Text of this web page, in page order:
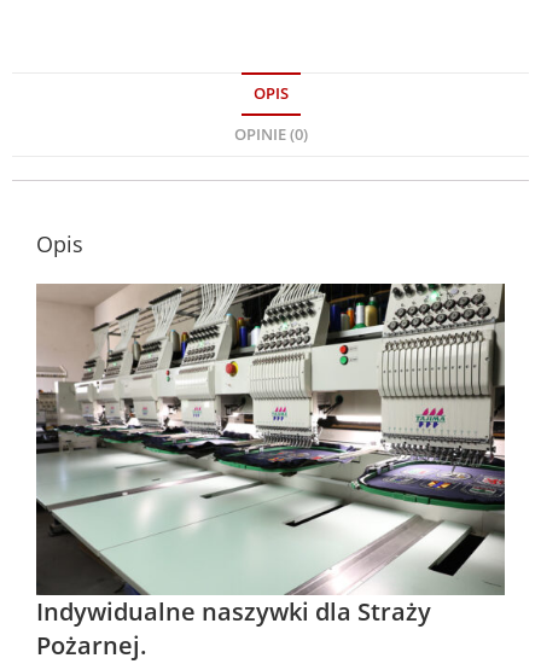
OPIS
OPINIE (0)
Opis
Indywidualne naszywki dla Straży
Pożarnej.